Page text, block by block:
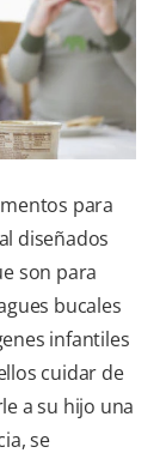
CO (ES)
SUSCRÍBETE
para
diseñados
son para
bucales
infantiles
cuidar de
a su hijo una
se